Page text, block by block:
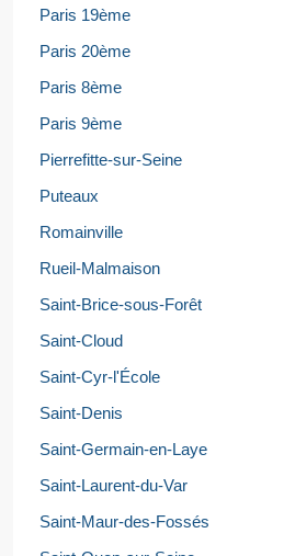
Paris 19ème
Paris 20ème
Paris 8ème
Paris 9ème
Pierrefitte-sur-Seine
Puteaux
Romainville
Rueil-Malmaison
Saint-Brice-sous-Forêt
Saint-Cloud
Saint-Cyr-l'École
Saint-Denis
Saint-Germain-en-Laye
Saint-Laurent-du-Var
Saint-Maur-des-Fossés